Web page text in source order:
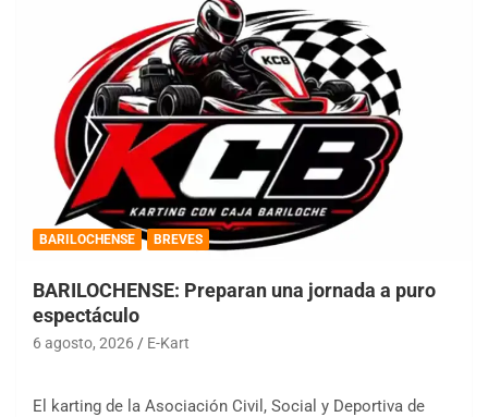
BARILOCHENSE BREVES
BARILOCHENSE: Preparan una jornada a puro
espectáculo
6 agosto, 2026 E-Kart
El karting de la Asociación Civil, Social y Deportiva de